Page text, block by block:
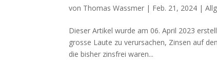
von Thomas Wassmer | Feb. 21, 2024 |
Dieser Artikel wurde am 06. April 2023
grosse Laute zu verursachen, Zinsen auf
die bisher zinsfrei waren...